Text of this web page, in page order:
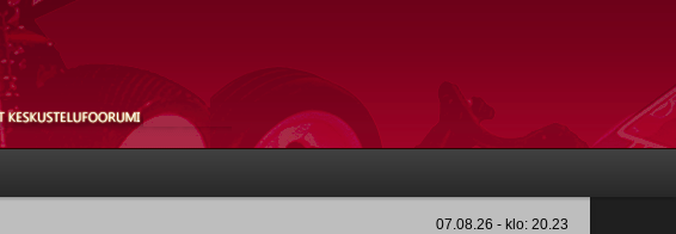
07.08.26 - klo: 20.23